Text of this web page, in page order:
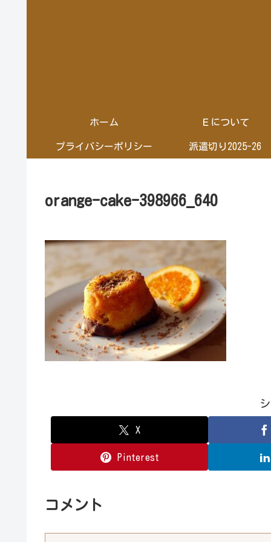
ホーム Ｅについて
プライバシーポリシー 派遣切り2025-26
orange-cake-398966_640
X
Pinterest
コメント